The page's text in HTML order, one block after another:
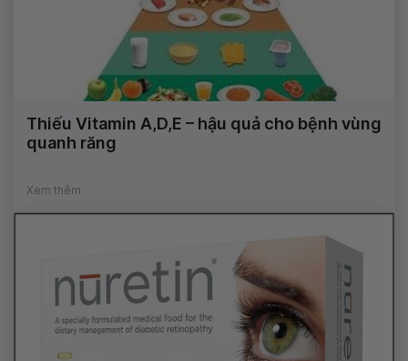
Thiếu Vitamin A,D,E – hậu quả cho bệnh vùng
quanh răng
Xem thêm